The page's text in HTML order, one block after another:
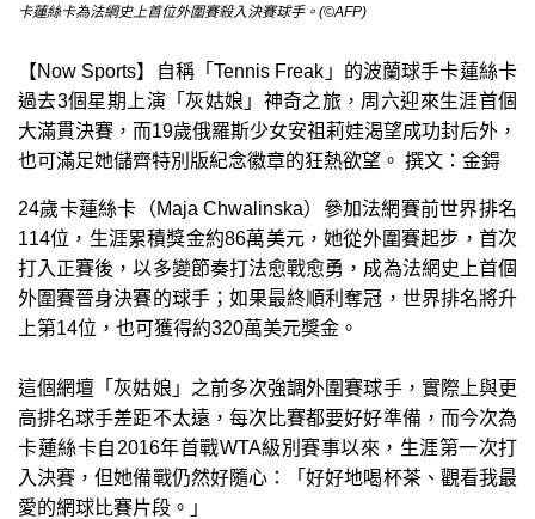
卡蓮絲卡為法網史上首位外圍賽殺入決賽球手。(©AFP)
【Now Sports】自稱「Tennis Freak」的波蘭球手卡蓮絲卡
過去3個星期上演「灰姑娘」神奇之旅，周六迎來生涯首個
大滿貫決賽，而19歲俄羅斯少女安祖莉娃渴望成功封后外，
也可滿足她儲齊特別版紀念徽章的狂熱欲望。 撰文：金鍀
24歲卡蓮絲卡（Maja Chwalinska）參加法網賽前世界排名
114位，生涯累積獎金約86萬美元，她從外圍賽起步，首次
打入正賽後，以多變節奏打法愈戰愈勇，成為法網史上首個
外圍賽晉身決賽的球手；如果最終順利奪冠，世界排名將升
上第14位，也可獲得約320萬美元獎金。
這個網壇「灰姑娘」之前多次強調外圍賽球手，實際上與更
高排名球手差距不太遠，每次比賽都要好好準備，而今次為
卡蓮絲卡自2016年首戰WTA級別賽事以來，生涯第一次打
入決賽，但她備戰仍然好隨心：「好好地喝杯茶、觀看我最
愛的網球比賽片段。」